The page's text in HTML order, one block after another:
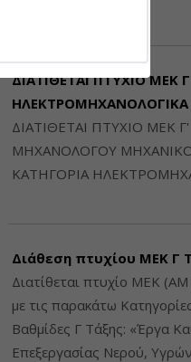
ΔΙΑΤΙΘΕΤΑΙ ΠΤΥΧΙΟ ΜΕΚ
ΗΛΕΚΤΡΟΜΗΧΑΝΟΛΟΓΙΚΑ
ΔΙΑΤΙΘΕΤΑΙ ΠΤΥΧΙΟ ΜΕΚ
ΜΗΧΑΝΟΛΟΓΟΥ
ΚΑΤΗΓΟΡΙΑ
Διάθεση πτυχίου ΜΕΚ Γ
Διατίθεται πτυχίο ΜΕΚ
με τις παρακάτω
Βαθμίδες Γ Τάξης: «Έργα
Επεξεργασίας Νερού,